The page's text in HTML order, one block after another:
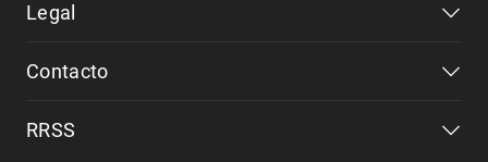
Legal
Contacto
RRSS